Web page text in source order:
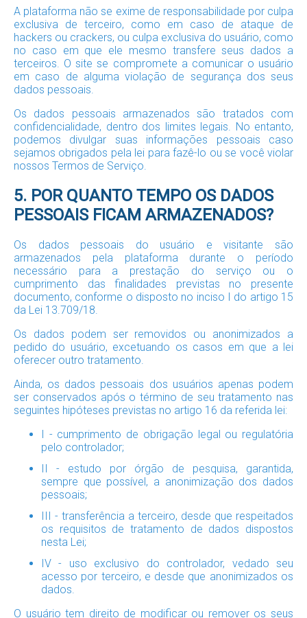
A plataforma não se exime de responsabilidade por culpa
exclusiva de terceiro, como em caso de ataque de
hackers ou crackers, ou culpa exclusiva do usuário, como
no caso em que ele mesmo transfere seus dados a
terceiros. O site se compromete a comunicar o usuário
em caso de alguma violação de segurança dos seus
dados pessoais.
Os dados pessoais armazenados são tratados com
confidencialidade, dentro dos limites legais. No entanto,
podemos divulgar suas informações pessoais caso
sejamos obrigados pela lei para fazê-lo ou se você violar
nossos Termos de Serviço.
5. POR QUANTO TEMPO OS DADOS
PESSOAIS FICAM ARMAZENADOS?
Os dados pessoais do usuário e visitante são
armazenados pela plataforma durante o período
necessário para a prestação do serviço ou o
cumprimento das finalidades previstas no presente
documento, conforme o disposto no inciso I do artigo 15
da Lei 13.709/18.
Os dados podem ser removidos ou anonimizados a
pedido do usuário, excetuando os casos em que a lei
oferecer outro tratamento.
Ainda, os dados pessoais dos usuários apenas podem
ser conservados após o término de seu tratamento nas
seguintes hipóteses previstas no artigo 16 da referida lei:
I - cumprimento de obrigação legal ou regulatória
pelo controlador;
II - estudo por órgão de pesquisa, garantida,
sempre que possível, a anonimização dos dados
pessoais;
III - transferência a terceiro, desde que respeitados
os requisitos de tratamento de dados dispostos
nesta Lei;
IV - uso exclusivo do controlador, vedado seu
acesso por terceiro, e desde que anonimizados os
dados.
O usuário tem direito de modificar ou remover os seus